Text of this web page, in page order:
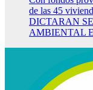
de las 45
DICTARAN
AMBIENTAL